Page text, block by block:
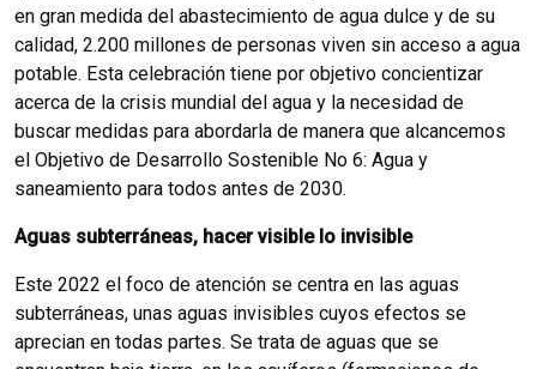
en gran medida del abastecimiento de agua dulce y de su
calidad, 2.200 millones de personas viven sin acceso a agua
potable. Esta celebración tiene por objetivo concientizar
acerca de la crisis mundial del agua y la necesidad de
buscar medidas para abordarla de manera que alcancemos
el Objetivo de Desarrollo Sostenible No 6: Agua y
saneamiento para todos antes de 2030.
Aguas subterráneas, hacer visible lo invisible
Este 2022 el foco de atención se centra en las aguas
subterráneas, unas aguas invisibles cuyos efectos se
aprecian en todas partes. Se trata de aguas que se